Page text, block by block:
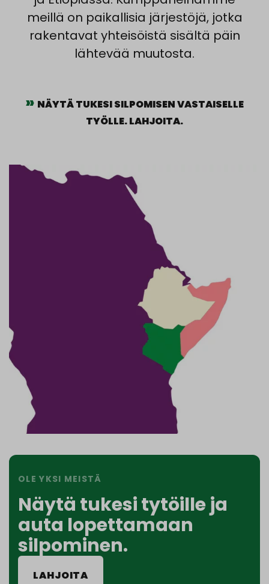
meillä on paikallisia järjestöjä, jotka
rakentavat yhteisöistä sisältä päin
lähtevää muutosta.
NÄYTÄ TUKESI SILPOMISEN VASTAISELLE
TYÖLLE. LAHJOITA.
OLE YKSI MEISTÄ
Näytä tukesi tytöille ja
auta lopettamaan
silpominen.
LAHJOITA